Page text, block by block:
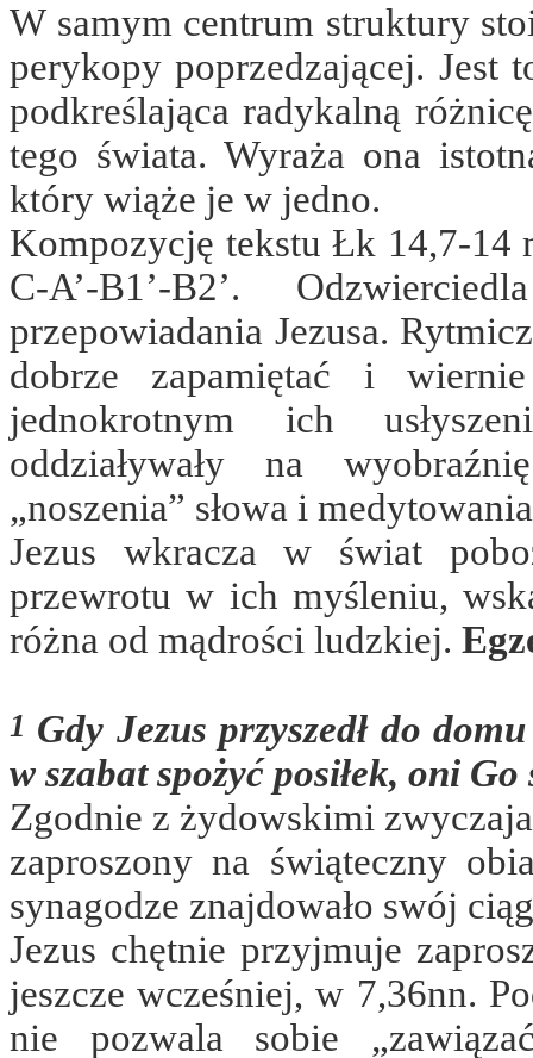
W samym centrum struktury
perykopy poprzedzającej. Jest
podkreślająca radykalną
tego świata. Wyraża ona
który wiąże je w jedno.
Kompozycję tekstu Łk 14,7-14
C-A’-B1’-B2’.
przepowiadania Jezusa.
dobrze zapamiętać i
jednokrotnym ich
oddziaływały na
„noszenia” słowa i
Jezus wkracza w świat
przewrotu w ich myśleniu,
różna od mądrości ludzkiej.
1 Gdy Jezus przyszedł do
w szabat spożyć posiłek, oni
Zgodnie z żydowskimi
zaproszony na świąteczny
synagodze znajdowało swój
Jezus chętnie przyjmuje
jeszcze wcześniej, w 7,36nn.
nie pozwala sobie